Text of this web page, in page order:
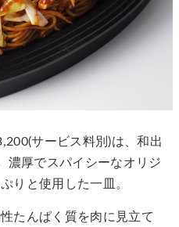
サービス料別)は、和出
濃厚でスパイシーなオリジ
りと使用した一皿。
たんぱく質を肉に見立て